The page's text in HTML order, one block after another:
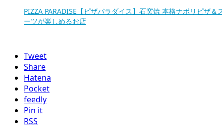
PIZZA PARADISE【ピザパラダイス】石窯焼 本格ナポリピザ＆
ーツが楽しめるお店
Tweet
Share
Hatena
Pocket
feedly
Pin it
RSS